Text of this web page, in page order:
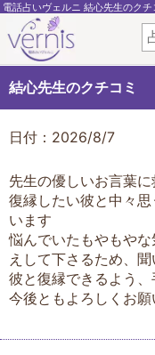
電話占いヴェルニ 結心先生のクチ
結心先生のクチコミ
日付：2026/8/7
先生の優しいお言葉に
復縁したい彼と中々
います
悩んでいたもやもや
えして下さるため、
彼と復縁できるよう
今後ともよろしくお